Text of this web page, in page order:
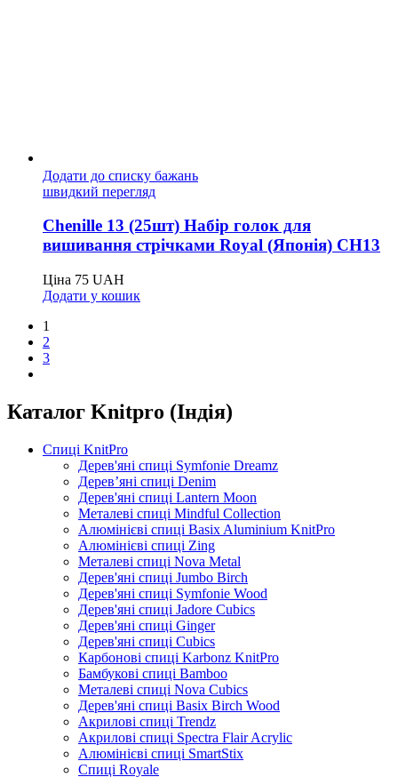
Додати до списку бажань
швидкий перегляд
Chenille 13 (25шт) Набір голок для
вишивання стрічками Royal (Японія) CH13
Ціна 75 UAH
Додати у кошик
1
2
3
Каталог Knitpro (Індія)
Спиці KnitPro
Дерев'яні спиці Symfonie Dreamz
Дерев’яні спиці Denim
Дерев'яні спиці Lantern Moon
Металеві спиці Mindful Collection
Алюмінієві спиці Basix Aluminium KnitPro
Алюмінієві спиці Zing
Металеві спиці Nova Metal
Дерев'яні спиці Jumbo Birch
Дерев'яні спиці Symfonie Wood
Дерев'яні спиці Jadore Cubics
Дерев'яні спиці Ginger
Дерев'яні спиці Cubics
Карбонові спиці Karbonz KnitPro
Бамбукові спиці Bamboo
Металеві спиці Nova Cubics
Дерев'яні спиці Basix Birch Wood
Акрилові спиці Trendz
Акрилові спиці Spectra Flair Acrylic
Алюмінієві спиці SmartStix
Спиці Royale